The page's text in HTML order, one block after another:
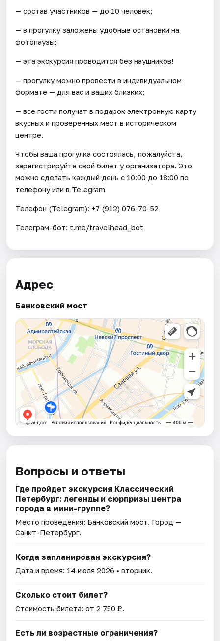
— состав участников — до 10 человек;
— в прогулку заложены удобные остановки на
фотопаузы;
— эта экскурсия проводится без наушников!
— прогулку можно провести в индивидуальном
формате — для вас и ваших близких;
— все гости получат в подарок электронную карту
вкусных и проверенных мест в историческом
центре.
Чтобы ваша прогулка состоялась, пожалуйста,
зарегистрируйте свой билет у организатора. Это
можно сделать каждый день c 10:00 до 18:00 по
телефону или в Telegram
Телефон (Telegram): +7 (912) 076-70-52
Телеграм-бот: t.me/travelhead_bot
Адрес
Банковский мост
Вопросы и ответы
Где пройдет экскурсия Классический
Петербург: легенды и сюрпризы центра
города в мини-группе?
Место проведения: Банковский мост. Город —
Санкт-Петербург.
Когда запланирован экскурсия?
Дата и время: 14 июля 2026 • вторник.
Сколько стоит билет?
Стоимость билета: от 2 750 ₽.
Есть ли возрастные ограничения?